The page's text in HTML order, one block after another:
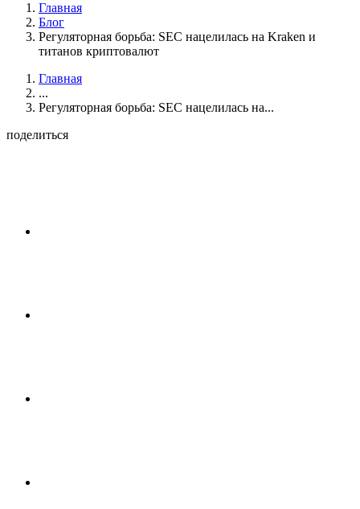
Главная
Блог
Регуляторная борьба: SEC нацелилась на Kraken и
титанов криптовалют
Главная
...
Регуляторная борьба: SEC нацелилась на...
поделиться